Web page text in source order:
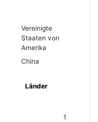
Vereinigte
Staaten von
Amerika
China
Länder
1